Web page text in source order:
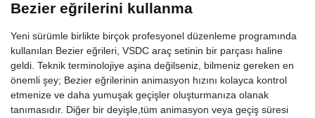
Bezier eğrilerini kullanma
Yeni sürümle birlikte birçok profesyonel düzenleme programında
kullanılan Bezier eğrileri, VSDC araç setinin bir parçası haline
geldi. Teknik terminolojiye aşina değilseniz, bilmeniz gereken en
önemli şey; Bezier eğrilerinin animasyon hızını kolayca kontrol
etmenize ve daha yumuşak geçişler oluşturmanıza olanak
tanımasıdır. Diğer bir deyişle,tüm animasyon veya geçiş süresi